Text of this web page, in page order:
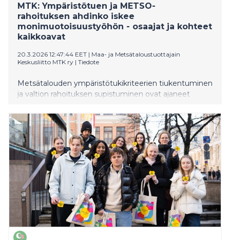
MTK: Ympäristötuen ja METSO-
rahoituksen ahdinko iskee
monimuotoisuustyöhön - osaajat ja kohteet
kaikkoavat
20.3.2026 12:47:44 EET | Maa- ja Metsätaloustuottajain
Keskusliitto MTK ry | Tiedote
Metsätalouden ympäristötukikriteerien tiukentuminen
ja valtion rahoituksen supistuminen ovat ajaneet
metsänomistajat ja luonnonhoidon ammattilaiset
jäävät tyhjän päälle.